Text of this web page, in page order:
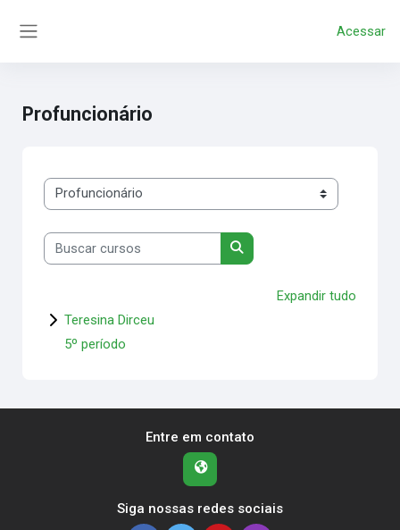
Ir para o conteúdo principal
Acessar
Profuncionário
Categorias de Cursos
Buscar cursos
Buscar cursos
Expandir tudo
Teresina Dirceu
5º período
Entre em contato
Siga nossas redes sociais